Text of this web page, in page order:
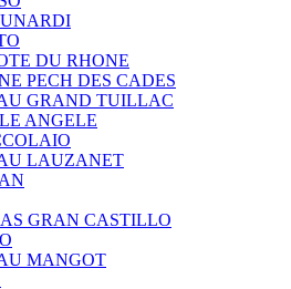
DU RHONE
PECH DES CADES
GRAND TUILLAC
ANGELE
LAUZANET
GRAN CASTILLO
MANGOT